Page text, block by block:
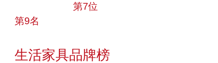
第7位
第9名
生活家具品牌榜